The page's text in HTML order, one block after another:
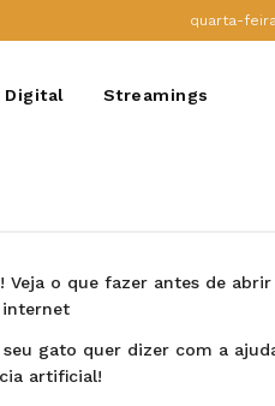
quarta-
Digital Streamings
Veja o que fazer antes de abrir
internet
gato quer dizer com a
artificial!